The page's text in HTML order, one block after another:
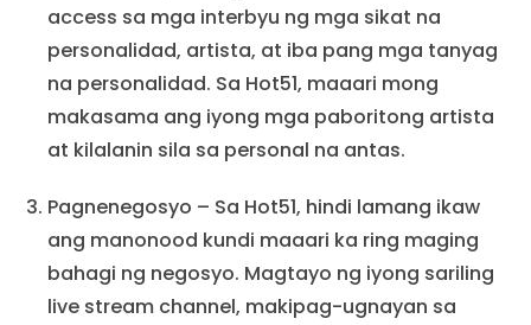
access sa mga interbyu ng mga sikat na
personalidad, artista, at iba pang mga tanyag
na personalidad. Sa Hot51, maaari mong
makasama ang iyong mga paboritong artista
at kilalanin sila sa personal na antas.
Pagnenegosyo – Sa Hot51, hindi lamang ikaw
ang manonood kundi maaari ka ring maging
bahagi ng negosyo. Magtayo ng iyong sariling
live stream channel, makipag-ugnayan sa